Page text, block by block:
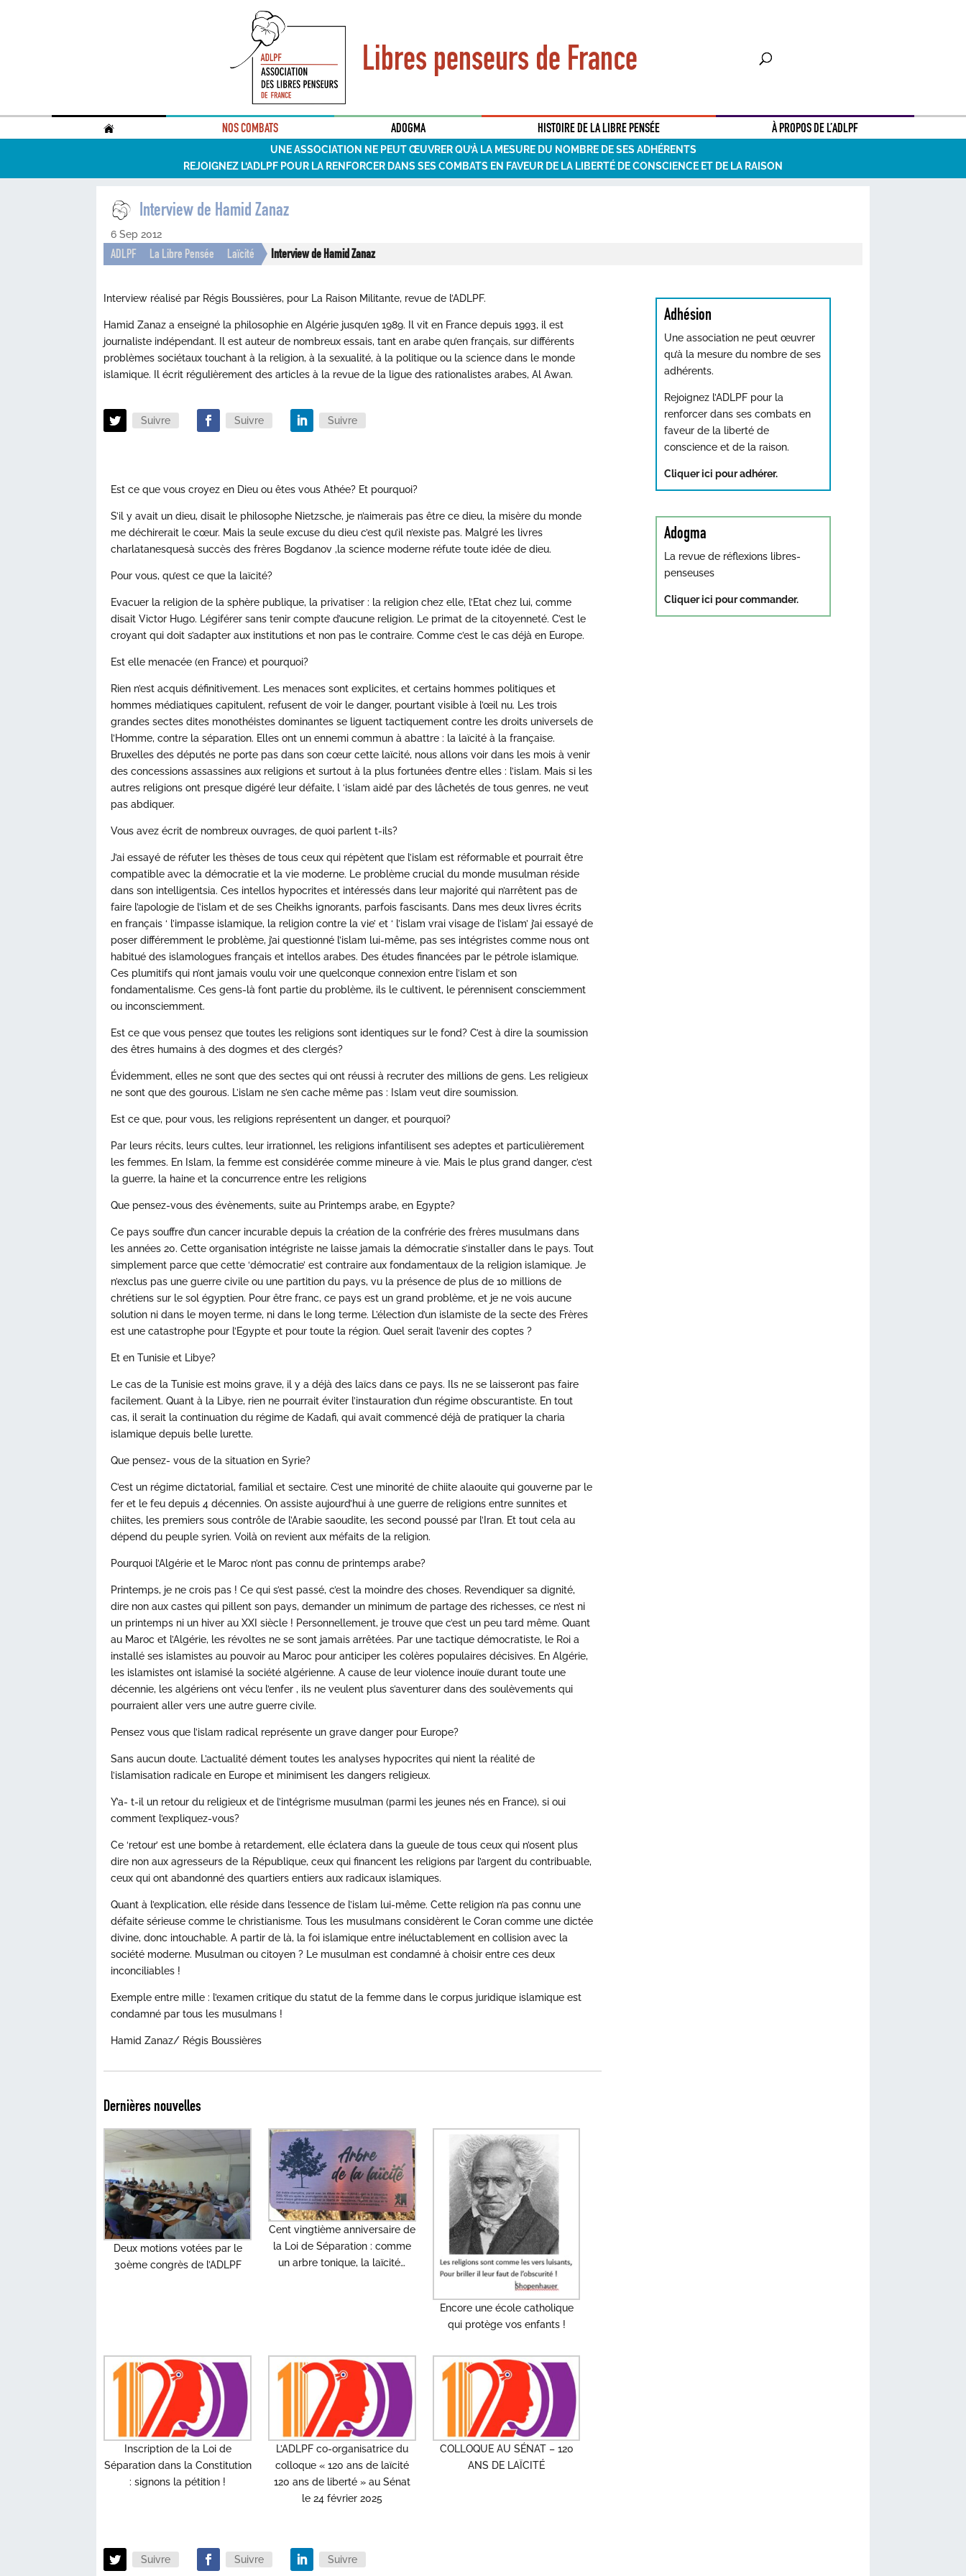
Libres penseurs de France
. NOS COMBATS ADOGMA HISTOIRE DE LA LIBRE PENSÉE À PROPOS DE L’ADLPF
UNE ASSOCIATION NE PEUT ŒUVRER QU’À LA MESURE DU NOMBRE DE SES ADHÉRENTS
REJOIGNEZ L’ADLPF POUR LA RENFORCER DANS SES COMBATS EN FAVEUR DE LA LIBERTÉ DE CONSCIENCE ET DE LA RAISON
Interview de Hamid Zanaz
6 Sep 2012
ADLPF La Libre Pensée Laïcité Interview de Hamid Zanaz
Interview réalisé par Régis Boussières, pour La Raison Militante, revue de l’ADLPF.
Hamid Zanaz a enseigné la philosophie en Algérie jusqu’en 1989. Il vit en France depuis 1993, il est
journaliste indépendant. Il est auteur de nombreux essais, tant en arabe qu’en français, sur différents
problèmes sociétaux touchant à la religion, à la sexualité, à la politique ou la science dans le monde
islamique. Il écrit régulièrement des articles à la revue de la ligue des rationalistes arabes, Al Awan.
Suivre Suivre Suivre
Est ce que vous croyez en Dieu ou êtes vous Athée? Et pourquoi?
S’il y avait un dieu, disait le philosophe Nietzsche, je n’aimerais pas être ce dieu, la misère du monde
me déchirerait le cœur. Mais la seule excuse du dieu c’est qu’il n’existe pas. Malgré les livres
charlatanesquesà succès des frères Bogdanov ,la science moderne réfute toute idée de dieu.
Pour vous, qu’est ce que la laïcité?
Evacuer la religion de la sphère publique, la privatiser : la religion chez elle, l’Etat chez lui, comme
disait Victor Hugo. Légiférer sans tenir compte d’aucune religion. Le primat de la citoyenneté. C’est le
croyant qui doit s’adapter aux institutions et non pas le contraire. Comme c’est le cas déjà en Europe.
Est elle menacée (en France) et pourquoi?
Rien n’est acquis définitivement. Les menaces sont explicites, et certains hommes politiques et
hommes médiatiques capitulent, refusent de voir le danger, pourtant visible à l’œil nu. Les trois
grandes sectes dites monothéistes dominantes se liguent tactiquement contre les droits universels de
l’Homme, contre la séparation. Elles ont un ennemi commun à abattre : la laïcité à la française.
Bruxelles des députés ne porte pas dans son cœur cette laïcité, nous allons voir dans les mois à venir
des concessions assassines aux religions et surtout à la plus fortunées d’entre elles : l’islam. Mais si les
autres religions ont presque digéré leur défaite, l ‘islam aidé par des lâchetés de tous genres, ne veut
pas abdiquer.
Vous avez écrit de nombreux ouvrages, de quoi parlent t-ils?
J’ai essayé de réfuter les thèses de tous ceux qui répètent que l’islam est réformable et pourrait être
compatible avec la démocratie et la vie moderne. Le problème crucial du monde musulman réside
dans son intelligentsia. Ces intellos hypocrites et intéressés dans leur majorité qui n’arrêtent pas de
faire l’apologie de l’islam et de ses Cheikhs ignorants, parfois fascisants. Dans mes deux livres écrits
en français ‘ l’impasse islamique, la religion contre la vie’ et ‘ l’islam vrai visage de l’islam’ j’ai essayé de
poser différemment le problème, j’ai questionné l’islam lui-même, pas ses intégristes comme nous ont
habitué des islamologues français et intellos arabes. Des études financées par le pétrole islamique.
Ces plumitifs qui n’ont jamais voulu voir une quelconque connexion entre l’islam et son
fondamentalisme. Ces gens-là font partie du problème, ils le cultivent, le pérennisent consciemment
ou inconsciemment.
Est ce que vous pensez que toutes les religions sont identiques sur le fond? C’est à dire la soumission
des êtres humains à des dogmes et des clergés?
Évidemment, elles ne sont que des sectes qui ont réussi à recruter des millions de gens. Les religieux
ne sont que des gourous. L’islam ne s’en cache même pas : Islam veut dire soumission.
Est ce que, pour vous, les religions représentent un danger, et pourquoi?
Par leurs récits, leurs cultes, leur irrationnel, les religions infantilisent ses adeptes et particulièrement
les femmes. En Islam, la femme est considérée comme mineure à vie. Mais le plus grand danger, c’est
la guerre, la haine et la concurrence entre les religions
Que pensez-vous des évènements, suite au Printemps arabe, en Egypte?
Ce pays souffre d’un cancer incurable depuis la création de la confrérie des frères musulmans dans
les années 20. Cette organisation intégriste ne laisse jamais la démocratie s’installer dans le pays. Tout
simplement parce que cette ‘démocratie’ est contraire aux fondamentaux de la religion islamique. Je
n’exclus pas une guerre civile ou une partition du pays, vu la présence de plus de 10 millions de
chrétiens sur le sol égyptien. Pour être franc, ce pays est un grand problème, et je ne vois aucune
solution ni dans le moyen terme, ni dans le long terme. L’élection d’un islamiste de la secte des Frères
est une catastrophe pour l’Egypte et pour toute la région. Quel serait l’avenir des coptes ?
Et en Tunisie et Libye?
Le cas de la Tunisie est moins grave, il y a déjà des laïcs dans ce pays. Ils ne se laisseront pas faire
facilement. Quant à la Libye, rien ne pourrait éviter l’instauration d’un régime obscurantiste. En tout
cas, il serait la continuation du régime de Kadafi, qui avait commencé déjà de pratiquer la charia
islamique depuis belle lurette.
Que pensez- vous de la situation en Syrie?
C’est un régime dictatorial, familial et sectaire. C’est une minorité de chiite alaouite qui gouverne par le
fer et le feu depuis 4 décennies. On assiste aujourd’hui à une guerre de religions entre sunnites et
chiites, les premiers sous contrôle de l’Arabie saoudite, les second poussé par l’Iran. Et tout cela au
dépend du peuple syrien. Voilà on revient aux méfaits de la religion.
Pourquoi l’Algérie et le Maroc n’ont pas connu de printemps arabe?
Printemps, je ne crois pas ! Ce qui s’est passé, c’est la moindre des choses. Revendiquer sa dignité,
dire non aux castes qui pillent son pays, demander un minimum de partage des richesses, ce n’est ni
un printemps ni un hiver au XXI siècle ! Personnellement, je trouve que c’est un peu tard même. Quant
au Maroc et l’Algérie, les révoltes ne se sont jamais arrêtées. Par une tactique démocratiste, le Roi a
installé ses islamistes au pouvoir au Maroc pour anticiper les colères populaires décisives. En Algérie,
les islamistes ont islamisé la société algérienne. A cause de leur violence inouïe durant toute une
décennie, les algériens ont vécu l’enfer , ils ne veulent plus s’aventurer dans des soulèvements qui
pourraient aller vers une autre guerre civile.
Pensez vous que l’islam radical représente un grave danger pour Europe?
Sans aucun doute. L’actualité dément toutes les analyses hypocrites qui nient la réalité de
l’islamisation radicale en Europe et minimisent les dangers religieux.
Y’a- t-il un retour du religieux et de l’intégrisme musulman (parmi les jeunes nés en France), si oui
comment l’expliquez-vous?
Ce ‘retour’ est une bombe à retardement, elle éclatera dans la gueule de tous ceux qui n’osent plus
dire non aux agresseurs de la République, ceux qui financent les religions par l’argent du contribuable,
ceux qui ont abandonné des quartiers entiers aux radicaux islamiques.
Quant à l’explication, elle réside dans l’essence de l’islam lui-même. Cette religion n’a pas connu une
défaite sérieuse comme le christianisme. Tous les musulmans considèrent le Coran comme une dictée
divine, donc intouchable. A partir de là, la foi islamique entre inéluctablement en collision avec la
société moderne. Musulman ou citoyen ? Le musulman est condamné à choisir entre ces deux
inconciliables !
Exemple entre mille : l’examen critique du statut de la femme dans le corpus juridique islamique est
condamné par tous les musulmans !
Hamid Zanaz/ Régis Boussières
Dernières nouvelles
Deux motions votées par le
30ème congrès de l’ADLPF
Cent vingtième anniversaire de
la Loi de Séparation : comme
un arbre tonique, la laïcité…
Encore une école catholique
qui protège vos enfants !
Inscription de la Loi de
Séparation dans la Constitution
: signons la pétition !
L’ADLPF co-organisatrice du
colloque « 120 ans de laïcité
120 ans de liberté » au Sénat
le 24 février 2025
COLLOQUE AU SÉNAT – 120
ANS DE LAÏCITÉ
Suivre Suivre Suivre
Adhésion
Une association ne peut œuvrer
qu’à la mesure du nombre de ses
adhérents.
Rejoignez l’ADLPF pour la
renforcer dans ses combats en
faveur de la liberté de
conscience et de la raison.
Cliquer ici pour adhérer.
Adogma
La revue de réflexions libres-
penseuses
Cliquer ici pour commander.